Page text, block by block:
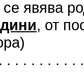
, от
. . . . . . . .